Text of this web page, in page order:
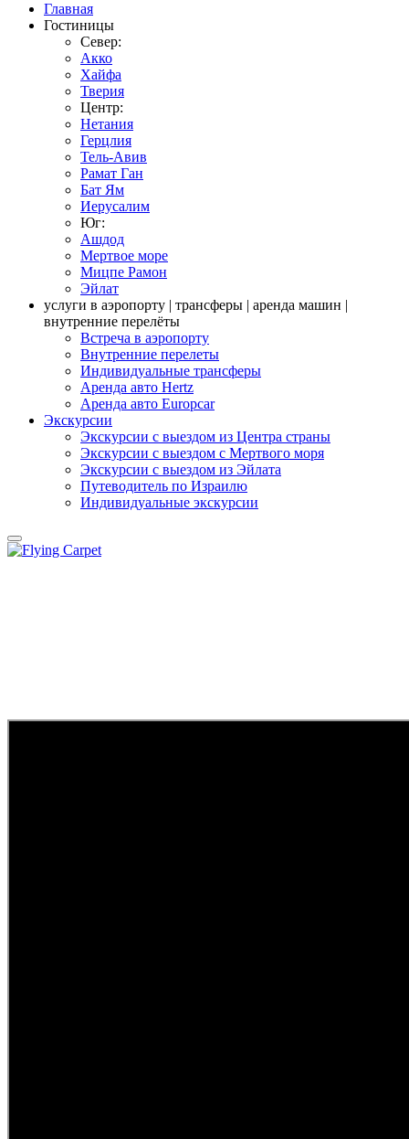
Главная
Гостиницы
Север:
Акко
Хайфа
Тверия
Центр:
Нетания
Герцлия
Тель-Авив
Рамат Ган
Бат Ям
Иерусалим
Юг:
Ашдод
Мертвое море
Мицпе Рамон
Эйлат
услуги в аэропорту | трансферы | аренда машин |
внутренние перелёты
Встреча в аэропорту
Внутренние перелеты
Индивидуальные трансферы
Аренда авто Hertz
Аренда авто Europcar
Экскурсии
Экскурсии с выездом из Центра страны
Экскурсии с выездом c Мертвого моря
Экскурсии с выездом из Эйлата
Путеводитель по Израилю
Индивидуальные экскурсии